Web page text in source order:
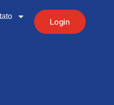
Login